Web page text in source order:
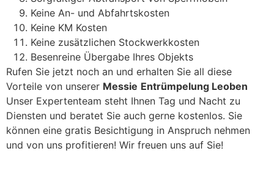
Keine An- und Abfahrtskosten
Keine KM Kosten
Keine zusätzlichen Stockwerkkosten
Besenreine Übergabe Ihres Objekts
Rufen Sie jetzt noch an und erhalten Sie all diese
Vorteile von unserer Messie Entrümpelung Leoben
Unser Expertenteam steht Ihnen Tag und Nacht zu
Diensten und beratet Sie auch gerne kostenlos. Sie
können eine gratis Besichtigung in Anspruch nehmen
und von uns profitieren! Wir freuen uns auf Sie!